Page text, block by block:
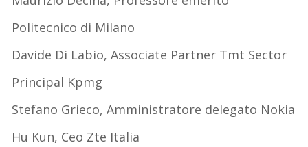
Politecnico di Milano
Davide Di Labio, Associate Partner Tmt Sector
Principal Kpmg
Stefano Grieco, Amministratore delegato Nokia
Hu Kun, Ceo Zte Italia